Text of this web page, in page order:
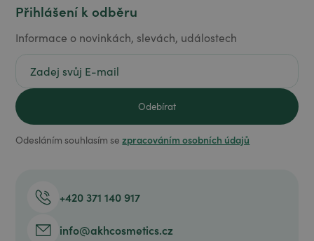
Přihlášení k odběru
Informace o novinkách, slevách, událostech
Odesláním souhlasím sezpracováním osobních údajů
+420 371 140 917
info@akhcosmetics.cz